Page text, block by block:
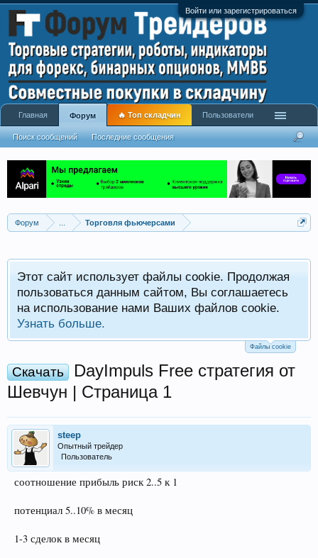
Войти или зарегистрироваться
Форум Торговля фьючерсами
Этот сайт использует файлы cookie. Продолжая
пользоваться данным сайтом, Вы соглашаетесь
на использование нами Ваших файлов cookie.
Узнать больше.
Файлы cookie
Скачать
DayImpuls Free стратегия от
Шевчун | Страница 1
steep
Опытный трейдер
Пользователь
соотношение прибыль риск 2..5 к 1
потенциал 5..10% в месяц
1-3 сделок в месяц
Главная Форум
Поиск сообщений Последние сообщения
🔥 Топ складчин Пользователи